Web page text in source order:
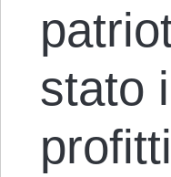
stato